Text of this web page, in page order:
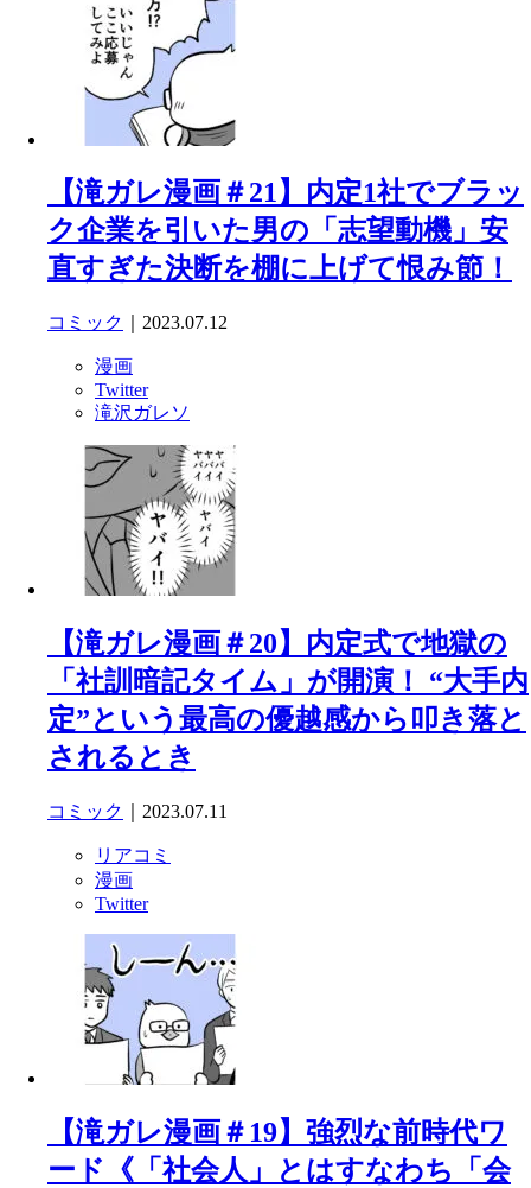
【滝ガレ漫画＃21】内定1社でブラッ
ク企業を引いた男の「志望動機」安
直すぎた決断を棚に上げて恨み節！
コミック ｜2023.07.12
漫画
Twitter
滝沢ガレソ
【滝ガレ漫画＃20】内定式で地獄の
「社訓暗記タイム」が開演！ “大手内
定”という最高の優越感から叩き落と
されるとき
コミック ｜2023.07.11
リアコミ
漫画
Twitter
【滝ガレ漫画＃19】強烈な前時代ワ
ード《「社会人」とはすなわち「会